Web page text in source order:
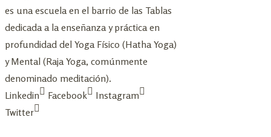
es una escuela en el barrio de las Tablas
dedicada a la enseñanza y práctica en
profundidad del Yoga Físico (Hatha Yoga)
y Mental (Raja Yoga, comúnmente
denominado meditación).
Linkedin
Facebook
Instagram
Twitter